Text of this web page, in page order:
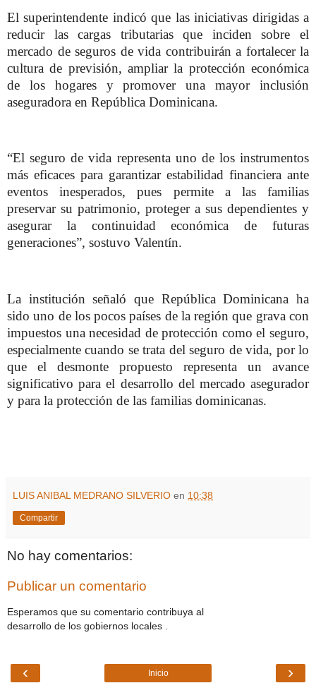
El superintendente indicó que las iniciativas dirigidas a
reducir las cargas tributarias que inciden sobre el
mercado de seguros de vida contribuirán a fortalecer la
cultura de previsión, ampliar la protección económica
de los hogares y promover una mayor inclusión
aseguradora en República Dominicana.
“El seguro de vida representa uno de los instrumentos
más eficaces para garantizar estabilidad financiera ante
eventos inesperados, pues permite a las familias
preservar su patrimonio, proteger a sus dependientes y
asegurar la continuidad económica de futuras
generaciones”, sostuvo Valentín.
La institución señaló que República Dominicana ha
sido uno de los pocos países de la región que grava con
impuestos una necesidad de protección como el seguro,
especialmente cuando se trata del seguro de vida, por lo
que el desmonte propuesto representa un avance
significativo para el desarrollo del mercado asegurador
y para la protección de las familias dominicanas.
LUIS ANIBAL MEDRANO SILVERIO en 10:38
Compartir
No hay comentarios:
Publicar un comentario
Esperamos que su comentario contribuya al
desarrollo de los gobiernos locales .
‹ ›
Inicio